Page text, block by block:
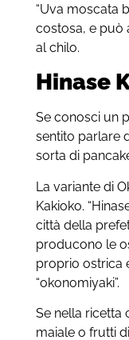
“Uva moscata
costosa, e può
al chilo.
Hinase
Se conosci un
sentito parlare
sorta di
La variante di
Kakioko.
città della
producono le
proprio ostrica
“okonomiyaki”.
Se nella ricetta
maiale o frutti